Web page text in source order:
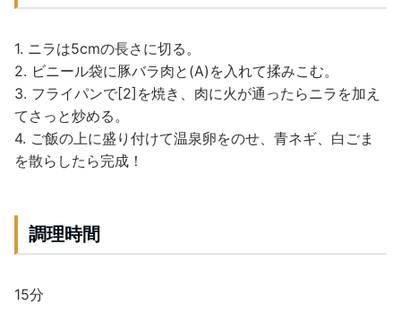
1. ニラは5cmの長さに切る。
2. ビニール袋に豚バラ肉と(A)を入れて揉みこむ。
3. フライパンで[2]を焼き、肉に火が通ったらニラを加え
てさっと炒める。
4. ご飯の上に盛り付けて温泉卵をのせ、青ネギ、白ごま
を散らしたら完成！
調理時間
15分